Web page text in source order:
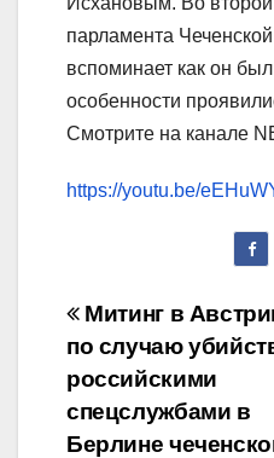
парламента
вспоминает как он
особенности
Смотрите на канале
https://youtu.be/
Навигация
по
записям
Митинг в
по случаю
российскими
спецслужбами в
Берлине